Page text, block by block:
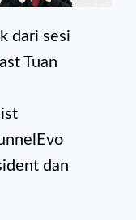
dari sesi
Tuan
dan